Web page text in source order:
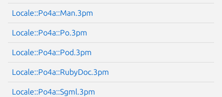
Locale::Po4a::Man.3pm
Locale::Po4a::Po.3pm
Locale::Po4a::Pod.3pm
Locale::Po4a::RubyDoc.3pm
Locale::Po4a::Sgml.3pm
Next page